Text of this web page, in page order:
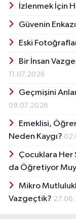
İzlenmek İçin
Güvenin
Eski
Bir İnsan
11.07.2026
Geçmişini
09.07.2026
Emeklisi,
Neden Kaygı?
Çocuklara Her
da Öğretiyor
Mikro
Vazgeçtik?